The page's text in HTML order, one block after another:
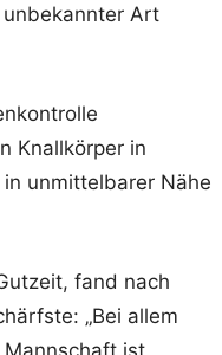
Art
Knallkörper in
unmittelbarer Nähe
fand nach
„Bei allem
ist